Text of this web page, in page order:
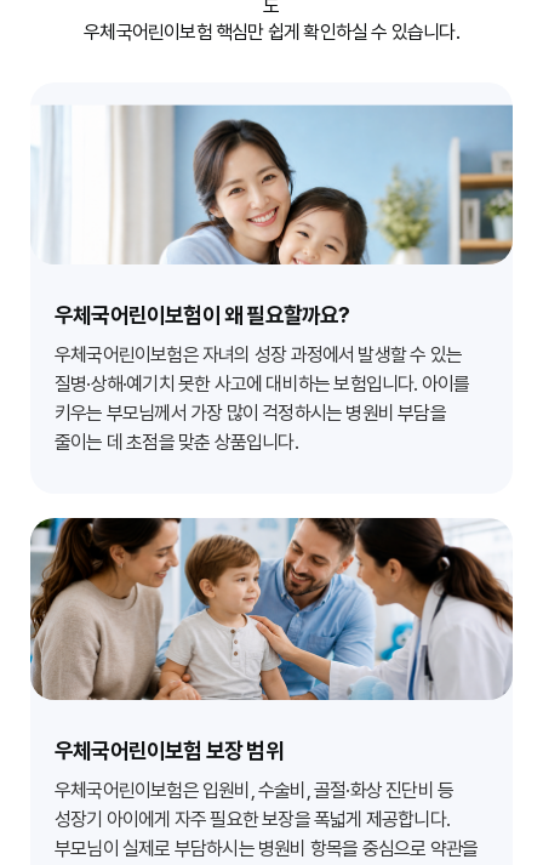
도
우체국어린이보험 핵심만 쉽게 확인하실 수 있습니다.
우체국어린이보험이 왜 필요할까요?
우체국어린이보험은 자녀의 성장 과정에서 발생할 수 있는
질병·상해·예기치 못한 사고에 대비하는 보험입니다. 아이를
키우는 부모님께서 가장 많이 걱정하시는 병원비 부담을
줄이는 데 초점을 맞춘 상품입니다.
우체국어린이보험 보장 범위
우체국어린이보험은 입원비, 수술비, 골절·화상 진단비 등
성장기 아이에게 자주 필요한 보장을 폭넓게 제공합니다.
부모님이 실제로 부담하시는 병원비 항목을 중심으로 약관을